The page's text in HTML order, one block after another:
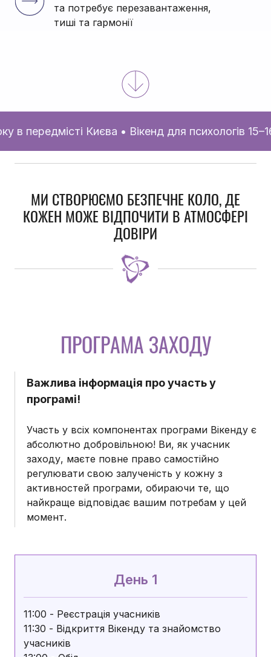
та потребує перезавантаження,
тиші та гармонії
Києва • Вікенд для психологів 15–16
МИ СТВОРЮЄМО БЕЗПЕЧНЕ КОЛО, ДЕ
КОЖЕН МОЖЕ ВІДПОЧИТИ В АТМОСФЕРІ
ДОВІРИ
ПРОГРАМА ЗАХОДУ
Важлива інформація про участь у
програмі!
Участь у всіх компонентах програми Вікенду є
абсолютно добровільною! Ви, як учасник
заходу, маєте повне право самостійно
регулювати свою залученість у кожну з
активностей програми, обираючи те, що
найкраще відповідає вашим потребам у цей
момент.
День 1
11:00 - Реєстрація учасників
11:30 - Відкриття Вікенду та знайомство
учасників